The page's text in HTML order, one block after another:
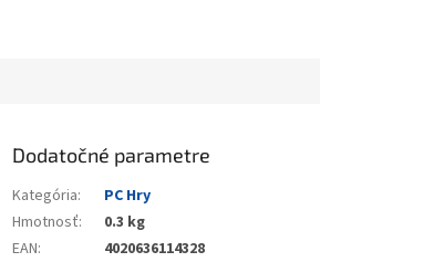
Dodatočné parametre
Kategória:
PC Hry
Hmotnosť:
0.3 kg
EAN:
4020636114328